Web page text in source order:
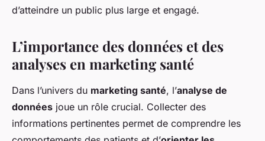
d’atteindre un public plus large et engagé.
L’importance des données et des
analyses en marketing santé
Dans l’univers du marketing santé, l’analyse de
données joue un rôle crucial. Collecter des
informations pertinentes permet de comprendre les